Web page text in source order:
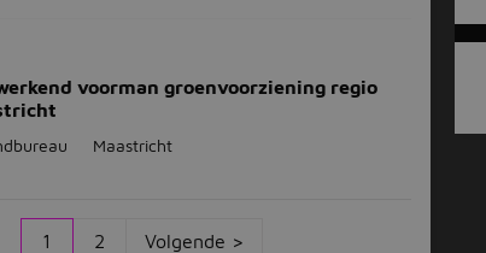
voorman groenvoorziening regio
Maastricht
1 2 Volgende >